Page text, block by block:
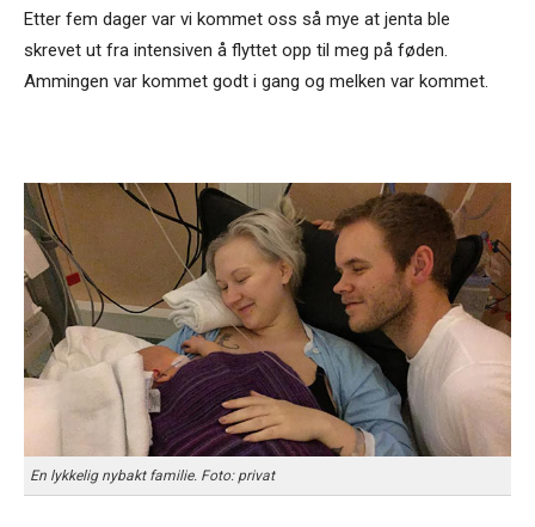
Etter fem dager var vi kommet oss så mye at jenta ble
skrevet ut fra intensiven å flyttet opp til meg på føden.
Ammingen var kommet godt i gang og melken var kommet.
En lykkelig nybakt familie. Foto: privat